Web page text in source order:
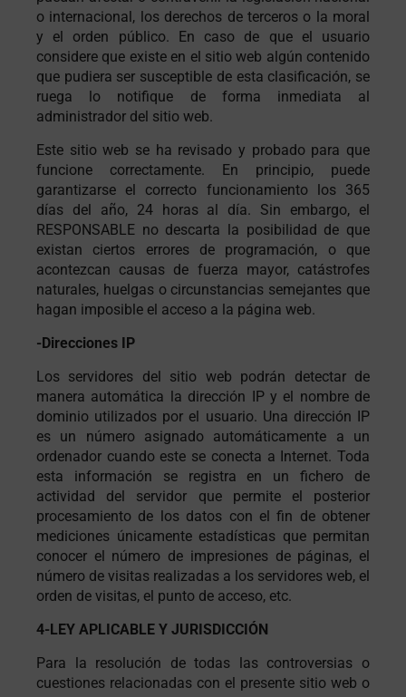
o internacional, los derechos de terceros o la moral
y el orden público. En caso de que el usuario
considere que existe en el sitio web algún contenido
que pudiera ser susceptible de esta clasificación, se
ruega lo notifique de forma inmediata al
administrador del sitio web.
Este sitio web se ha revisado y probado para que
funcione correctamente. En principio, puede
garantizarse el correcto funcionamiento los 365
días del año, 24 horas al día. Sin embargo, el
RESPONSABLE no descarta la posibilidad de que
existan ciertos errores de programación, o que
acontezcan causas de fuerza mayor, catástrofes
naturales, huelgas o circunstancias semejantes que
hagan imposible el acceso a la página web.
-Direcciones IP
Los servidores del sitio web podrán detectar de
manera automática la dirección IP y el nombre de
dominio utilizados por el usuario. Una dirección IP
es un número asignado automáticamente a un
ordenador cuando este se conecta a Internet. Toda
esta información se registra en un fichero de
actividad del servidor que permite el posterior
procesamiento de los datos con el fin de obtener
mediciones únicamente estadísticas que permitan
conocer el número de impresiones de páginas, el
número de visitas realizadas a los servidores web, el
orden de visitas, el punto de acceso, etc.
4-LEY APLICABLE Y JURISDICCIÓN
Para la resolución de todas las controversias o
cuestiones relacionadas con el presente sitio web o